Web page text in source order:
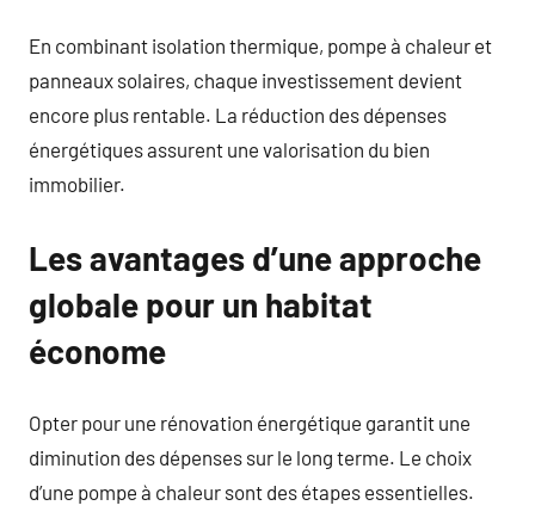
En combinant isolation thermique, pompe à chaleur et
panneaux solaires, chaque investissement devient
encore plus rentable. La réduction des dépenses
énergétiques assurent une valorisation du bien
immobilier.
Les avantages d’une approche
globale pour un habitat
économe
Opter pour une rénovation énergétique garantit une
diminution des dépenses sur le long terme. Le choix
d’une pompe à chaleur sont des étapes essentielles.